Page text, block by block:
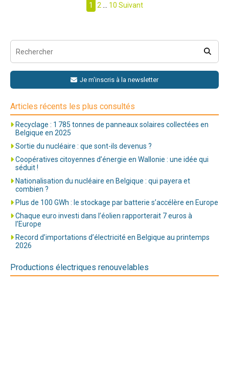
Pagination
1 2 10 Suivant
Je m'inscris à la newsletter
Articles récents les plus consultés
Recyclage : 1 785 tonnes de panneaux solaires collectées en
Belgique en 2025
Sortie du nucléaire : que sont-ils devenus ?
Coopératives citoyennes d’énergie en Wallonie : une idée qui
séduit !
Nationalisation du nucléaire en Belgique : qui payera et
combien ?
Plus de 100 GWh : le stockage par batterie s’accélère en Europe
Chaque euro investi dans l’éolien rapporterait 7 euros à
l’Europe
Record d’importations d’électricité en Belgique au printemps
2026
Productions électriques renouvelables